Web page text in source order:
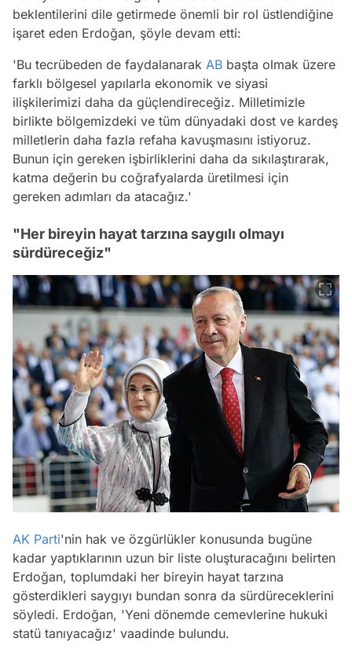
beklentilerini dile getirmede önemli bir rol üstlendiğine
işaret eden Erdoğan, şöyle devam etti:
'Bu tecrübeden de faydalanarak AB başta olmak üzere
farklı bölgesel yapılarla ekonomik ve siyasi
ilişkilerimizi daha da güçlendireceğiz. Milletimizle
birlikte bölgemizdeki ve tüm dünyadaki dost ve kardeş
milletlerin daha fazla refaha kavuşmasını istiyoruz.
Bunun için gereken işbirliklerini daha da sıkılaştırarak,
katma değerin bu coğrafyalarda üretilmesi için
gereken adımları da atacağız.'
"Her bireyin hayat tarzına saygılı olmayı
sürdüreceğiz"
AK Parti'nin hak ve özgürlükler konusunda bugüne
kadar yaptıklarının uzun bir liste oluşturacağını belirten
Erdoğan, toplumdaki her bireyin hayat tarzına
gösterdikleri saygıyı bundan sonra da sürdüreceklerini
söyledi. Erdoğan, 'Yeni dönemde cemevlerine hukuki
statü tanıyacağız' vaadinde bulundu.